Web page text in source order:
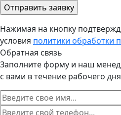
Нажимая на кнопку
условия политики обработки
Обратная связь
Заполните форму и наш
с вами в течение рабочего